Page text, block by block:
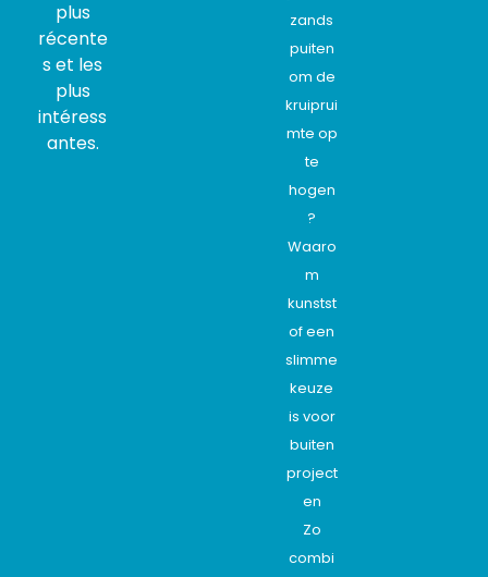
plus
récente
s et les
plus
intéress
antes.
zands
puiten
om de
kruiprui
mte op
te
hogen
?
Waaro
m
kunstst
of een
slimme
keuze
is voor
buiten
project
en
Zo
combi